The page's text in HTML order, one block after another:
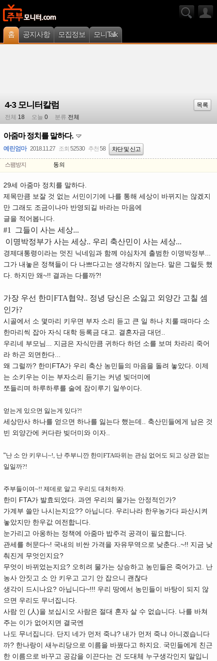
홈 공지사항 모집정보 모니Talk
4-3 모니터칼럼
목록
전체 18 오늘 0 분류 전체
아줌마 정치를 말하다.
예린엄마 2018.11.27 조회 52530 추천 58 차단 및 신고
스팸방지 동의
29세 아줌마 정치를 말하다.
제목만큼 보잘 것 없는 서민이기에 나를 통해 세상이 바뀌지는 않겠지
만 그래도 조금이나마 반영되길 바라는 마음에
글을 적어봅니다.
#1
그들이 사는 세상...
이명박정부가 사는 세상.. 우리 축산민이 사는 세상...
경제대통령이라는 멋진 닉네임과 함께 야심차게 출범한 이명박정부...
그가 내놓은 정책들이 다 나쁘다고는 생각하지 않는다. 말은 그럴듯 했
다. 하지만 왜~!! 결과는 다를까?!
가장 우선 한미FTA협약.. 정녕 당신은 소잃고 외양간 고칠 셈
인가?
시골에서 소 몇마리 키우면 부자 소리 듣고 큰 일 하나 치룰 때마다 소
한마리씩 잡아 자식 대학 등록금 대고. 결혼자금 대던..
우리네 부모님... 지금은 자식만큼 귀하다 하던 소를 보며 차라리 죽어
라 하곤 외면한다...
왜 그럴까? 한미FTA가 우리 축산 농민들의 마음을 돌려 놓았다. 이제
는 소키우는 이는 부자소리 듣기는 커녕 빚더미에
쪼들리며 하루하루를 술에 잠이루기 일쑤이다.
얻는게 있으면 잃는게 있다?!
세상만사 하나를 얻으면 하나를 잃는다 했는데.. 축산민들에게 남은 것
빈 외양간에 커다란 빚더미와 이자..
"난 소 안 키우니~!, 난 주부니깐 한미FTA따위는 관심 없어도 되고 상관 없는
일일까?!
주부들이여~!! 제데로 알고 우리도 대처하자.
한미 FTA가 발효되었다. 과연 우리의 물가는 안정적인가?
가계부 쓸만 나시는지요?? 아닙니다. 우리나라 한우농가다 파산시켜
놓았지만 한우값 여전합니다.
눈가리고 아옹하는 정책에 아줌마 밥주걱 공격이 필요합니다.
관세를 허문다~! 국내의 비싼 가격을 자유무역으로 낮춘다..~!! 지금 낮
춰진게 무엇인지요?
무엇이 바뀌었는지요? 오히려 물가는 상승하고 농민들은 죽어가고. 난
농사 안짓고 소 안 키우고 고기 안 잡으니 괜찮다
생각이 드시나요? 아닙니다~!!! 우리 땅에서 농민들이 바탕이 되지 않
으면 우리도 무너집니다.
사람 인 (人)을 보십시오 사람은 절대 혼자 살 수 없습니다. 나를 바쳐
주는 이가 없어지면 결국엔
나도 무너집니다. 단지 네가 먼저 죽냐? 내가 먼저 죽냐 아니겠습니다
까? 한나랑이 새누리당으로 이름을 바꿨다고 하지요. 국민들에게 친근
한 이름으로 바꾸고 공감을 이끈다는 건 도대체 누구생각인지 말입니